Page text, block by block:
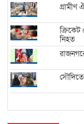
গ্রামীণ
ক্রিকেট
নিহত